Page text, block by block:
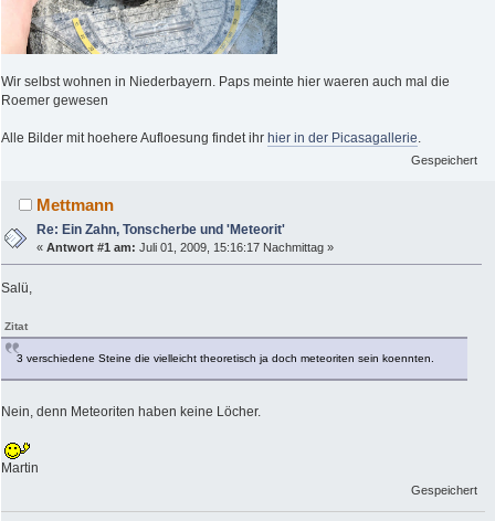
Wir selbst wohnen in Niederbayern. Paps meinte hier waeren auch mal die
Roemer gewesen
Alle Bilder mit hoehere Aufloesung findet ihr hier in der Picasagallerie
Gespeichert
Mettmann
Re: Ein Zahn, Tonscherbe und 'Meteorit'
«Antwort #1 am: Juli 01, 2009, 15:16:17 Nachmittag »
Salü,
Zitat
3 verschiedene Steine die vielleicht theoretisch ja doch meteoriten sein koennten.
Nein, denn Meteoriten haben keine Löcher.
Martin
Gespeichert